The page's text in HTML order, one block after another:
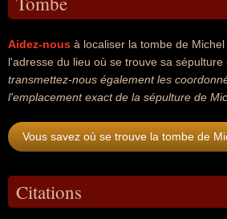
Aidez-nous à localiser la tombe de
l'adresse du lieu où se trouve sa
transmettez-nous également les
l'emplacement exact de la sépulture de
Vous savez où se trouve la tombe de
Citations